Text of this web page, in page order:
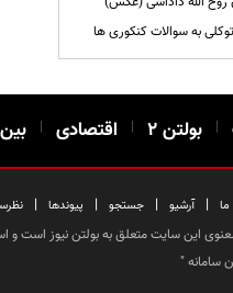
به سوالات کنکوری ها
| بولتن ۲ | اقتصادی |
ما | آرشیو | جستجو | پیوندها |
این سایت متعلق به بولتن نیوز است و
سامانه"